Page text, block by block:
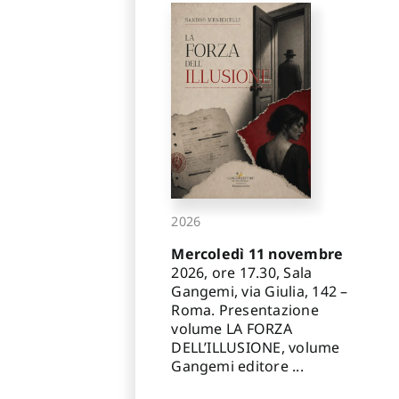
2026
Mercoledì 11 novembre
2026, ore 17.30, Sala
Gangemi, via Giulia, 142 –
Roma. Presentazione
volume LA FORZA
DELL’ILLUSIONE, volume
Gangemi editore ...